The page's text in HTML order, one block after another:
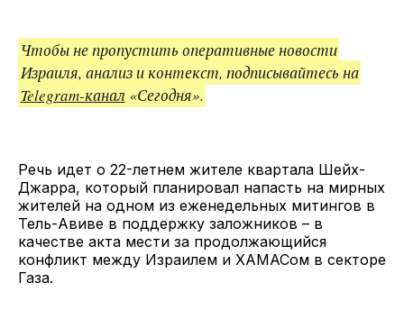
Чтобы не пропустить оперативные новости
Израиля, анализ и контекст, подписывайтесь на
Telegram-канал «Сегодня».
Речь идет о 22-летнем жителе квартала Шейх-
Джарра, который планировал напасть на мирных
жителей на одном из еженедельных митингов в
Тель-Авиве в поддержку заложников – в
качестве акта мести за продолжающийся
конфликт между Израилем и ХАМАСом в секторе
Газа.